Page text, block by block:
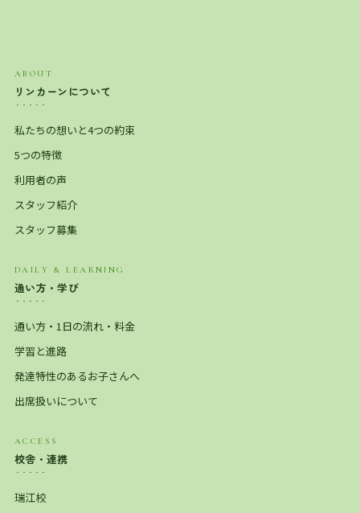
ABOUT
リンカーンについて
私たちの想いと4つの約束
5つの特徴
利用者の声
スタッフ紹介
スタッフ募集
DAILY & LEARNING
通い方・学び
通い方・1日の流れ・料金
学習と進路
発達特性のあるお子さんへ
出席扱いについて
ACCESS
校舎・連携
瑞江校